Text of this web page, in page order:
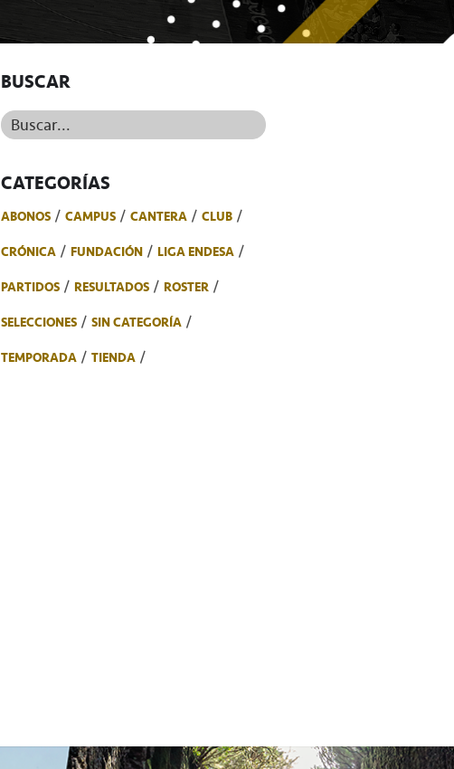
BUSCAR
Buscar...
CATEGORÍAS
ABONOS CAMPUS CANTERA
CLUB
CRÓNICA
FUNDACIÓN
LIGA ENDESA
PARTIDOS
RESULTADOS
ROSTER
SELECCIONES
SIN CATEGORÍA
TEMPORADA
TIENDA